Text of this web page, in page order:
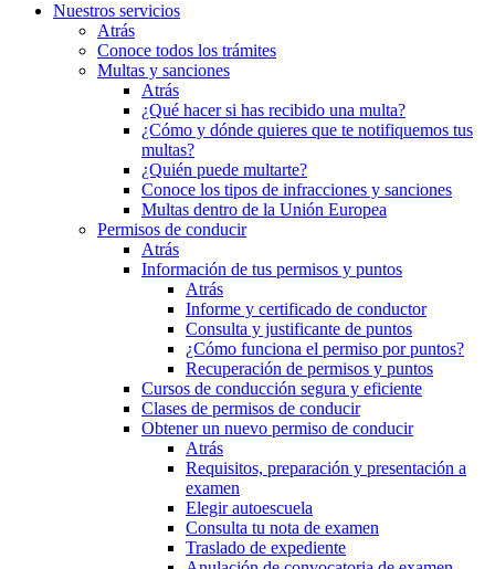
Nuestros servicios
Atrás
Conoce todos los trámites
Multas y sanciones
Atrás
¿Qué hacer si has recibido una multa?
¿Cómo y dónde quieres que te notifiquemos tus
multas?
¿Quién puede multarte?
Conoce los tipos de infracciones y sanciones
Multas dentro de la Unión Europea
Permisos de conducir
Atrás
Información de tus permisos y puntos
Atrás
Informe y certificado de conductor
Consulta y justificante de puntos
¿Cómo funciona el permiso por puntos?
Recuperación de permisos y puntos
Cursos de conducción segura y eficiente
Clases de permisos de conducir
Obtener un nuevo permiso de conducir
Atrás
Requisitos, preparación y presentación a
examen
Elegir autoescuela
Consulta tu nota de examen
Traslado de expediente